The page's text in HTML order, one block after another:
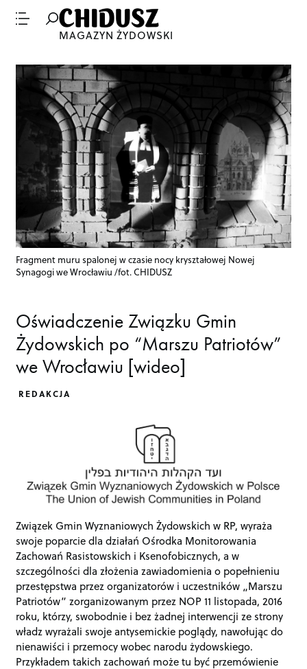
MAGAZYN ŻYDOWSKI
Fragment muru spalonej w czasie nocy kryształowej Nowej
Synagogi we Wrocławiu /fot. CHIDUSZ
Oświadczenie Związku Gmin
Żydowskich po “Marszu Patriotów”
we Wrocławiu [wideo]
REDAKCJA
Związek Gmin Wyznaniowych Żydowskich w RP, wyraża
swoje poparcie dla działań Ośrodka Monitorowania
Zachowań Rasistowskich i Ksenofobicznych, a w
szczególności dla złożenia zawiadomienia o popełnieniu
przestępstwa przez organizatorów i uczestników „Marszu
Patriotów” zorganizowanym przez NOP 11 listopada, 2016
roku, którzy, swobodnie i bez żadnej interwencji ze strony
władz wyrażali swoje antysemickie poglądy, nawołując do
nienawiści i przemocy wobec narodu żydowskiego.
Przykładem takich zachowań może tu być przemówienie